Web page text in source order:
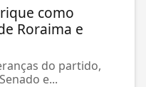
como
Roraima e
do partido,
e...